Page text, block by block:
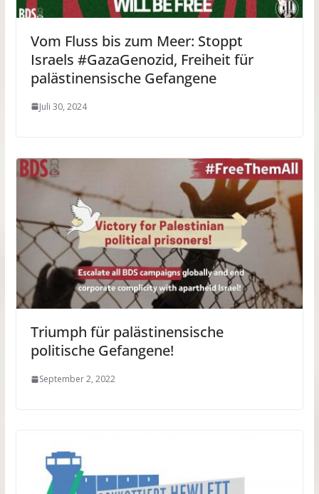
Vom Fluss bis zum Meer: Stoppt
Israels #GazaGenozid, Freiheit für
palästinensische Gefangene
Juli 30, 2024
Triumph für palästinensische
politische Gefangene!
September 2, 2022